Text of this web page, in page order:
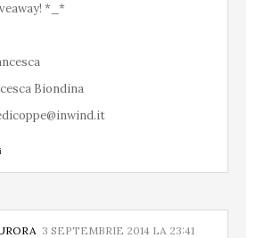
*_*
Biondina
3 SEPTEMBRIE 2014 LA 23:41